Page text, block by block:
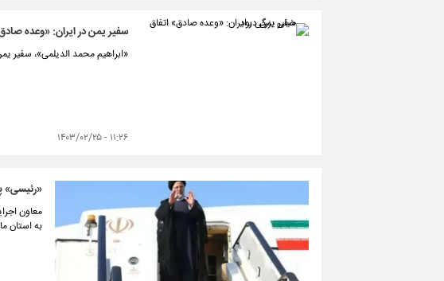
سفیر یمن در ایران: «وعده
«ابراهیم محمد الدیلمی»،
۱۱:۲۶ - ۱۴۰۳/۰۲/۲۵
«رئیسی»
به استان